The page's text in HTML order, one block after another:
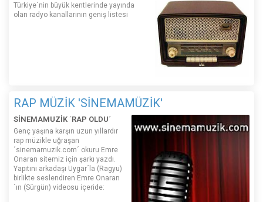
Türkiye´nin büyük kentlerinde yayında
olan radyo kanallarının geniş listesi
RAP MÜZİK 'SİNEMAMÜZİK'
SİNEMAMUZİK ´RAP OLDU´
Genç yaşına karşın uzun yıllardır
rap müzikle uğraşan
´sinemamuzik.com´ okuru Emre
Onaran sitemiz için şarkı yazdı.
Yapıtını arkadaşı Uygar´la (Ragyu)
birlikte seslendiren Emre Onaran
´ın (Sürgün) videosu içeride: